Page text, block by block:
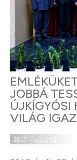
JOBBÁ
ÚJKÍGYÓSI
VILÁG
2017. május 02.